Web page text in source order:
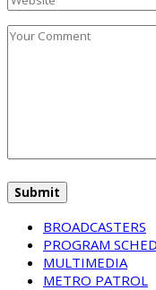
BROADCASTERS
PROGRAM
MULTIMEDIA
METRO PATROL